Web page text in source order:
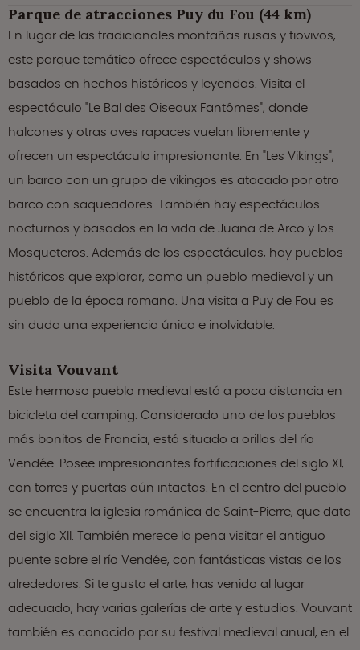
Parque de atracciones Puy du Fou (44 km)
En lugar de las tradicionales montañas rusas y tiovivos,
este parque temático ofrece espectáculos y shows
basados en hechos históricos y leyendas. Visita el
espectáculo "Le Bal des Oiseaux Fantômes", donde
halcones y otras aves rapaces vuelan libremente y
ofrecen un espectáculo impresionante. En "Les Vikings",
un barco con un grupo de vikingos es atacado por otro
barco con saqueadores. También hay espectáculos
nocturnos y basados en la vida de Juana de Arco y los
Mosqueteros. Además de los espectáculos, hay pueblos
históricos que explorar, como un pueblo medieval y un
pueblo de la época romana. Una visita a Puy de Fou es
sin duda una experiencia única e inolvidable.
Visita Vouvant
Este hermoso pueblo medieval está a poca distancia en
bicicleta del camping. Considerado uno de los pueblos
más bonitos de Francia, está situado a orillas del río
Vendée. Posee impresionantes fortificaciones del siglo XI,
con torres y puertas aún intactas. En el centro del pueblo
se encuentra la iglesia románica de Saint-Pierre, que data
del siglo XII. También merece la pena visitar el antiguo
puente sobre el río Vendée, con fantásticas vistas de los
alrededores. Si te gusta el arte, has venido al lugar
adecuado, hay varias galerías de arte y estudios. Vouvant
también es conocido por su festival medieval anual, en el